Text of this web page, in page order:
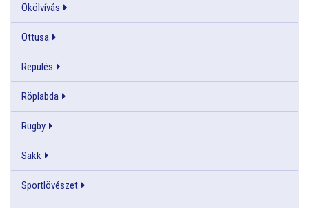
Ökölvívás
Öttusa
Repülés
Röplabda
Rugby
Sakk
Sportlövészet